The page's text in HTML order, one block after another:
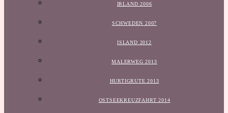
IRLAND 2006
SCHWEDEN 2007
ISLAND 2012
MALERWEG 2013
HURTIGRUTE 2013
OSTSEEKREUZFAHRT 2014